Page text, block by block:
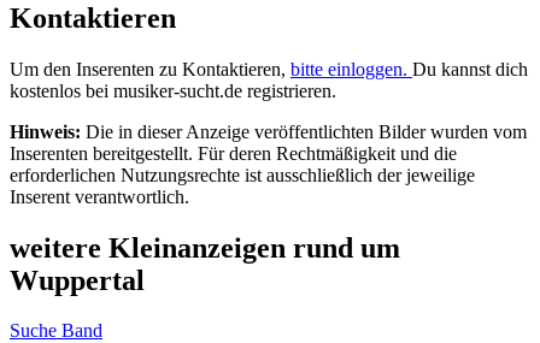
Kontaktieren
Um den Inserenten zu Kontaktieren, bitte einloggen. Du kannst dich
kostenlos bei musiker-sucht.de registrieren.
Hinweis: Die in dieser Anzeige veröffentlichten Bilder wurden vom
Inserenten bereitgestellt. Für deren Rechtmäßigkeit und die
erforderlichen Nutzungsrechte ist ausschließlich der jeweilige
Inserent verantwortlich.
weitere Kleinanzeigen rund um
Wuppertal
Suche Band